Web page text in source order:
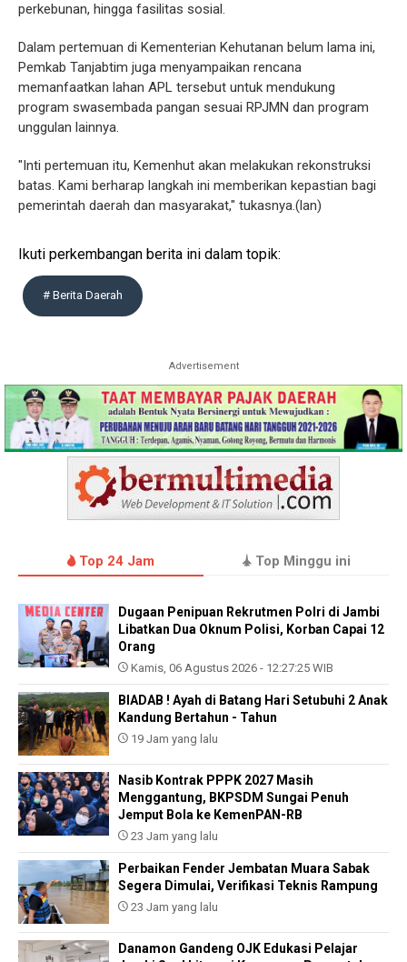
perkebunan, hingga fasilitas sosial.
Dalam pertemuan di Kementerian Kehutanan belum lama ini,
Pemkab Tanjabtim juga menyampaikan rencana
memanfaatkan lahan APL tersebut untuk mendukung
program swasembada pangan sesuai RPJMN dan program
unggulan lainnya.
"Inti pertemuan itu, Kemenhut akan melakukan rekonstruksi
batas. Kami berharap langkah ini memberikan kepastian bagi
pemerintah daerah dan masyarakat," tukasnya.(lan)
Ikuti perkembangan berita ini dalam topik:
# Berita Daerah
Advertisement
Top 24 Jam Top Minggu ini
Dugaan Penipuan Rekrutmen Polri di Jambi
Libatkan Dua Oknum Polisi, Korban Capai 12
Orang
Kamis, 06 Agustus 2026 - 12:27:25 WIB
BIADAB ! Ayah di Batang Hari Setubuhi 2 Anak
Kandung Bertahun - Tahun
19 Jam yang lalu
Nasib Kontrak PPPK 2027 Masih
Menggantung, BKPSDM Sungai Penuh
Jemput Bola ke KemenPAN-RB
23 Jam yang lalu
Perbaikan Fender Jembatan Muara Sabak
Segera Dimulai, Verifikasi Teknis Rampung
23 Jam yang lalu
Danamon Gandeng OJK Edukasi Pelajar